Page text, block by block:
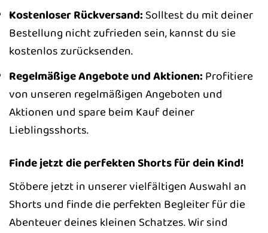
Kostenloser Rückversand: Solltest du mit deiner
Bestellung nicht zufrieden sein, kannst du sie
kostenlos zurücksenden.
Regelmäßige Angebote und Aktionen: Profitiere
von unseren regelmäßigen Angeboten und
Aktionen und spare beim Kauf deiner
Lieblingsshorts.
Finde jetzt die perfekten Shorts für dein Kind!
Stöbere jetzt in unserer vielfältigen Auswahl an
Shorts und finde die perfekten Begleiter für die
Abenteuer deines kleinen Schatzes. Wir sind